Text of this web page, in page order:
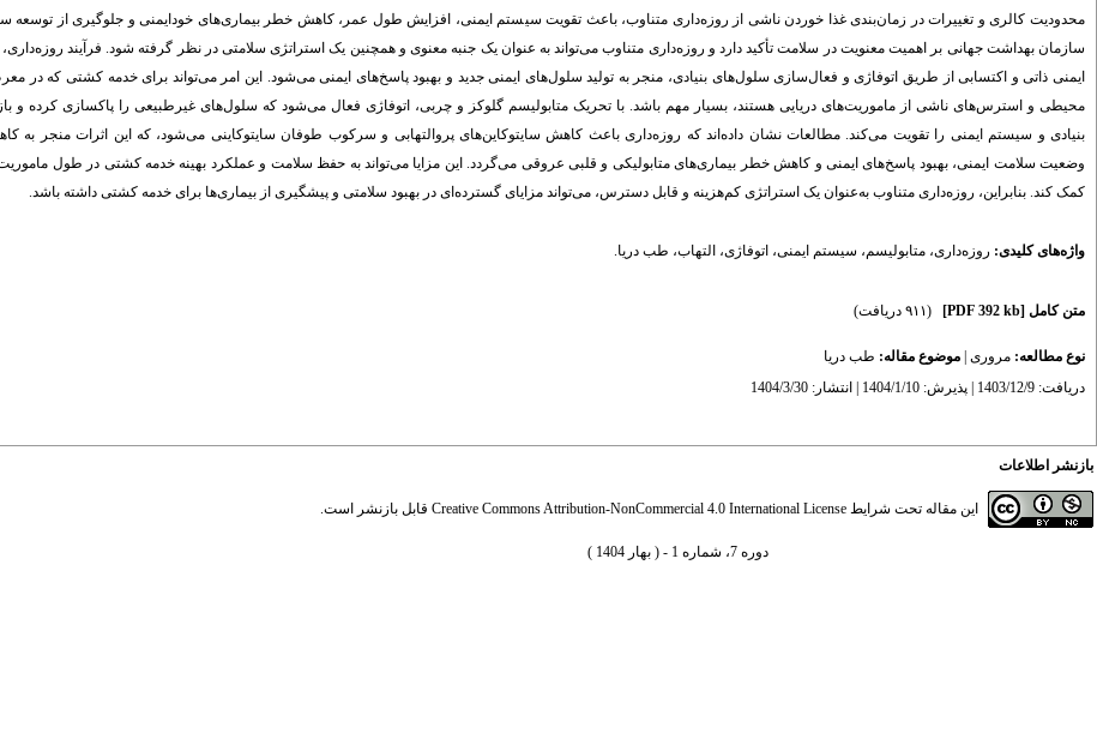
محدودیت کالری و تغییرات در زمان‌بندی غذا خوردن ناشی از روزه‌داری متناوب، باعث تقویت سیستم ایمنی، افزایش طول عمر، کاهش خطر بیماری‌های خودایمنی و جلوگیری از
سازمان بهداشت جهانی بر اهمیت معنویت در سلامت تأکید دارد و روزه‌داری متناوب می‌تواند به عنوان یک جنبه معنوی و همچنین یک استراتژی سلامتی در نظر گرفته شود. فرآیند
ایمنی ذاتی و اکتسابی از طریق اتوفاژی و فعال‌سازی سلول‌های بنیادی، منجر به تولید سلول‌های ایمنی جدید و بهبود پاسخ‌های ایمنی می‌شود. این امر می‌تواند برای خدمه کشتی که
محیطی و استرس‌های ناشی از ماموریت‌های دریایی هستند، بسیار مهم باشد. با تحریک متابولیسم گلوکز و چربی، اتوفاژی فعال می‌شود که سلول‌های غیرطبیعی را پاکسازی کرده و
بنیادی و سیستم ایمنی را تقویت می‌کند. مطالعات نشان داده‌اند که روزه‌داری باعث کاهش سایتوکاین‌های پروالتهابی و سرکوب طوفان سایتوکاینی می‌شود، که این اثرات منجر به
وضعیت سلامت ایمنی، بهبود پاسخ‌های ایمنی و کاهش خطر بیماری‌های متابولیکی و قلبی عروقی می‌گردد. این مزایا می‌تواند به حفظ سلامت و عملکرد بهینه خدمه کشتی در طول
کمک کند. بنابراین، روزه‌داری متناوب به‌عنوان یک استراتژی کم‌هزینه و قابل دسترس، می‌تواند مزایای گسترده‌ای در بهبود سلامتی و پیشگیری از بیماری‌ها برای خدمه کشتی داشته باشد.
واژه‌های کلیدی: روزه‌داری، متابولیسم، سیستم ایمنی، اتوفاژی، التهاب، طب دریا.
متن کامل [PDF 392 kb] (۹۱۱ دریافت)
نوع مطالعه: مروری موضوع مقاله: طب دریا
دریافت: 1403/12/9 | پذیرش: 1404/1/10 | انتشار: 1404/3/30
بازنشر اطلاعات
این مقاله تحت شرایط Creative Commons Attribution-NonCommercial 4.0 International License قابل بازنشر است.
دوره 7، شماره 1 - ( بهار 1404 )